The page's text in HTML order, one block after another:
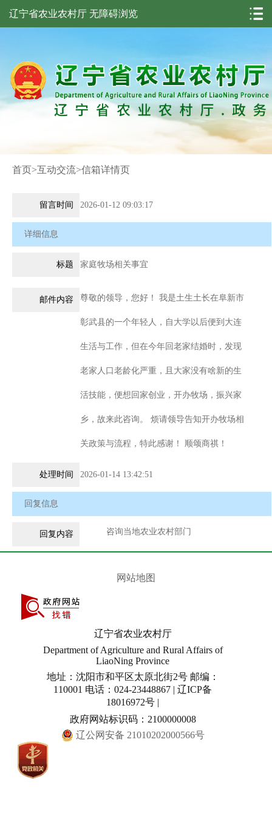
辽宁省农业农村厅 无障碍浏览
首页>互动交流>信箱详情页
留言时间 2026-01-12 09:03:17
详细信息
标题 家庭牧场相关事宜
邮件内容 尊敬的领导，您好！ 我是土生土长在阜新市
彰武县的一个年轻人，自大学以后便到大连
生活与工作，但在今年回老家结婚时，发现
老家人口老龄化严重，且大家没有啥新的生
活技能，便想回家创业，开办牧场，振兴家
乡，故来此咨询。 烦请领导告知开办牧场相
关政策与流程，特此感谢！ 顺颂商祺！
处理时间 2026-01-14 13:42:51
回复信息
回复内容 咨询当地农业农村部门
网站地图
辽宁省农业农村厅
Department of Agriculture and Rural Affairs of
LiaoNing Province
地址：沈阳市和平区太原北街2号 邮编：
110001 电话：024-23448867 | 辽ICP备
18016972号 |
政府网站标识码：2100000008
辽公网安备 21010202000566号